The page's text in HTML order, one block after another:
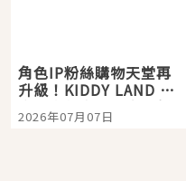
角色IP粉絲購物天堂再
升級！KIDDY LAND 原
宿店吉伊卡哇迎客，新
開幕 OMOKADO 店3分
2026年07月07日